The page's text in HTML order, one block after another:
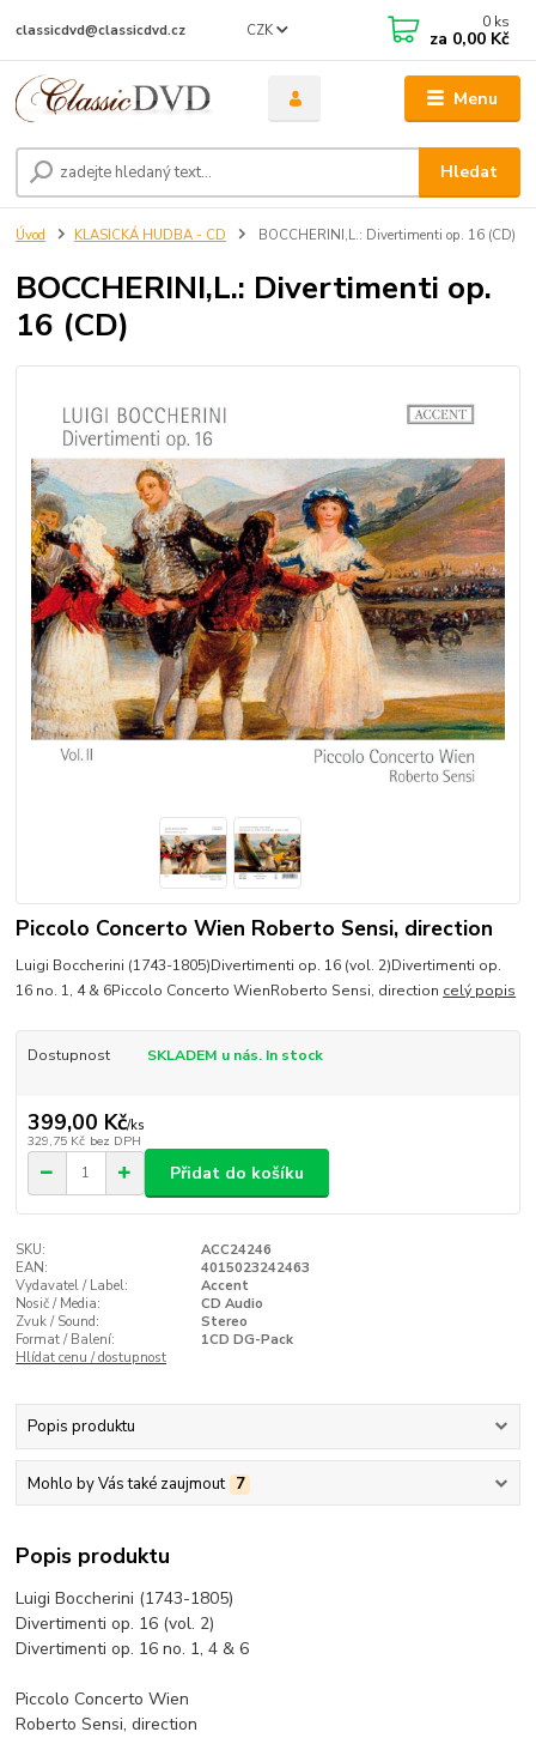
Menu
CZK
Hledat
classicdvd@classicdvd.cz 0 ks
za 0,00 Kč
Úvod KLASICKÁ HUDBA - CD BOCCHERINI,L.: Divertimenti op. 16 (CD)
BOCCHERINI,L.: Divertimenti op.
16 (CD)
Piccolo Concerto Wien Roberto Sensi, direction
Luigi Boccherini (1743-1805)Divertimenti op. 16 (vol. 2)Divertimenti op.
16 no. 1, 4 & 6Piccolo Concerto WienRoberto Sensi, direction celý popis
Dostupnost SKLADEM u nás. In stock
399,00 Kč/ks
329,75 Kč bez DPH
Přidat do košíku
SKU:
ACC24246
EAN:
4015023242463
Vydavatel / Label:
Accent
Nosič / Media:
CD Audio
Zvuk / Sound:
Stereo
Format / Balení:
1CD DG-Pack
Hlídat cenu / dostupnost
Popis produktu
Mohlo by Vás také zaujmout 7
Popis produktu
Luigi Boccherini (1743-1805)
Divertimenti op. 16 (vol. 2)
Divertimenti op. 16 no. 1, 4 & 6
Piccolo Concerto Wien
Roberto Sensi, direction